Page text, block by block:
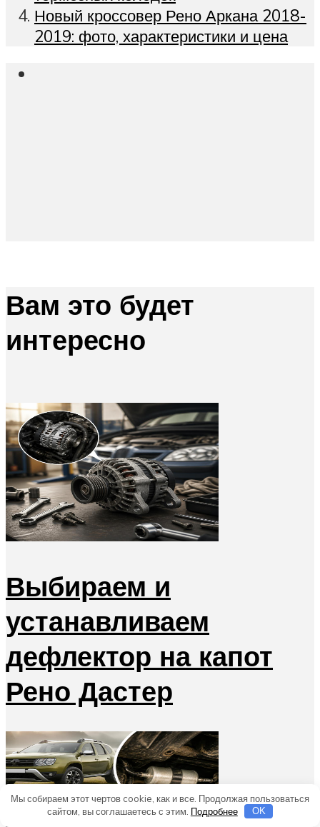
Новый кроссовер Рено Аркана 2018-
2019: фото, характеристики и цена
Вам это будет
интересно
Выбираем и
устанавливаем
дефлектор на капот
Рено Дастер
Мы собираем этот чертов cookie, как и все. Продолжая пользоваться
сайтом, вы соглашаетесь с этим. Подробнее OK